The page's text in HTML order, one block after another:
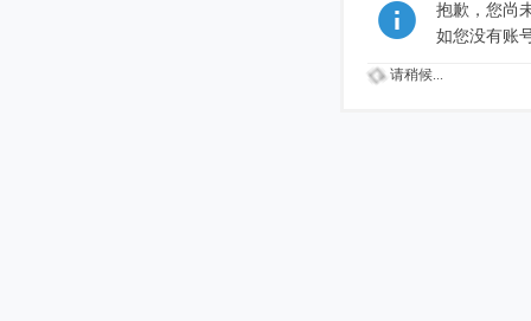
抱歉，您尚
如您没有账
请稍候...